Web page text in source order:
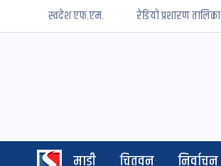
स्वदेश एफ.एम. रेडियो प्रशारण तालिका
माडी चितवन निर्वाचन